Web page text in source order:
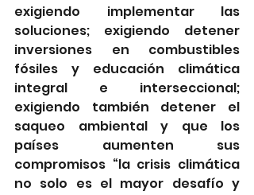
exigiendo implementar las
soluciones; exigiendo detener
inversiones en combustibles
fósiles y educación climática
integral e interseccional;
exigiendo también detener el
saqueo ambiental y que los
países aumenten sus
compromisos “la crisis climática
no solo es el mayor desafío y